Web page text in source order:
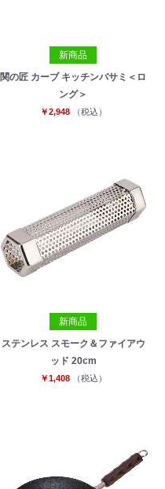
新商品
関の匠 カーブ キッチンバサミ＜ロ
ング＞
￥2,948 （税込）
新商品
ステンレス スモーク＆ファイアウ
ッド 20cm
￥1,408 （税込）